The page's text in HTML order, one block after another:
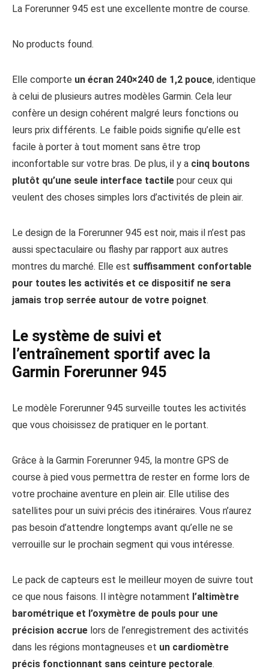
La Forerunner 945 est une excellente montre de course.
No products found.
Elle comporte un écran 240×240 de 1,2 pouce, identique
à celui de plusieurs autres modèles Garmin. Cela leur
confère un design cohérent malgré leurs fonctions ou
leurs prix différents. Le faible poids signifie qu’elle est
facile à porter à tout moment sans être trop
inconfortable sur votre bras. De plus, il y a cinq boutons
plutôt qu’une seule interface tactile pour ceux qui
veulent des choses simples lors d’activités de plein air.
Le design de la Forerunner 945 est noir, mais il n’est pas
aussi spectaculaire ou flashy par rapport aux autres
montres du marché. Elle est suffisamment confortable
pour toutes les activités et ce dispositif ne sera
jamais trop serrée autour de votre poignet.
Le système de suivi et
l’entraînement sportif avec la
Garmin Forerunner 945
Le modèle Forerunner 945 surveille toutes les activités
que vous choisissez de pratiquer en le portant.
Grâce à la Garmin Forerunner 945, la montre GPS de
course à pied vous permettra de rester en forme lors de
votre prochaine aventure en plein air. Elle utilise des
satellites pour un suivi précis des itinéraires. Vous n’aurez
pas besoin d’attendre longtemps avant qu’elle ne se
verrouille sur le prochain segment qui vous intéresse.
Le pack de capteurs est le meilleur moyen de suivre tout
ce que nous faisons. Il intègre notamment l’altimètre
barométrique et l’oxymètre de pouls pour une
précision accrue lors de l’enregistrement des activités
dans les régions montagneuses et un cardiomètre
précis fonctionnant sans ceinture pectorale.